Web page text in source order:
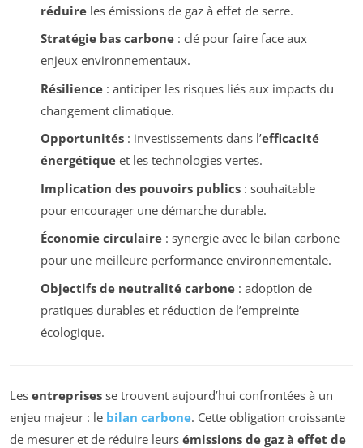
réduireles émissions de gaz à effet de serre.
Stratégie bas carbone: clé pour faire face aux
enjeux environnementaux.
Résilience: anticiper les risques liés aux impacts du
changement climatique.
Opportunités: investissements dans l’efficacité
énergétiqueet les technologies vertes.
Implication des pouvoirs publics: souhaitable
pour encourager une démarche durable.
Économie circulaire: synergie avec le bilan carbone
pour une meilleure performance environnementale.
Objectifs de neutralité carbone: adoption de
pratiques durables et réduction de l’empreinte
écologique.
Les entreprises se trouvent aujourd’hui confrontées à un
enjeu majeur : le bilan carbone. Cette obligation croissante
de mesurer et de réduire leurs émissions de gaz à effet de